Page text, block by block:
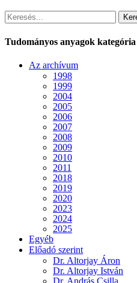
Tudományos anyagok
Az archívum
1998
1999
2004
2005
2006
2007
2008
2009
2010
2011
2018
2019
2020
2023
2024
2025
Egyéb
Előadó szerint
Dr. Altorjay Áron
Dr. Altorjay István
Dr. András Csilla